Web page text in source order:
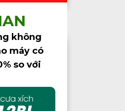
không
máy có
so với